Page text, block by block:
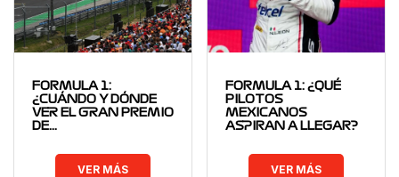
FORMULA 1:
¿CUÁNDO Y DÓNDE
VER EL GRAN PREMIO
DE…
VER MÁS
FORMULA 1: ¿QUÉ
PILOTOS
MEXICANOS
ASPIRAN A LLEGAR?
VER MÁS